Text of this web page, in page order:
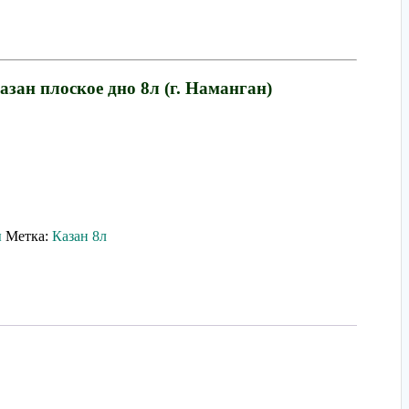
плоское дно 8л (г. Наманган)
Метка: Казан 8л